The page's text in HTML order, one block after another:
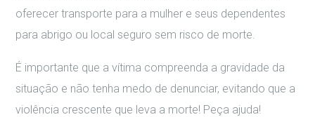
oferecer transporte para a mulher e seus dependentes
para abrigo ou local seguro sem risco de morte.
É importante que a vítima compreenda a gravidade da
situação e não tenha medo de denunciar, evitando que a
violência crescente que leva a morte! Peça ajuda!